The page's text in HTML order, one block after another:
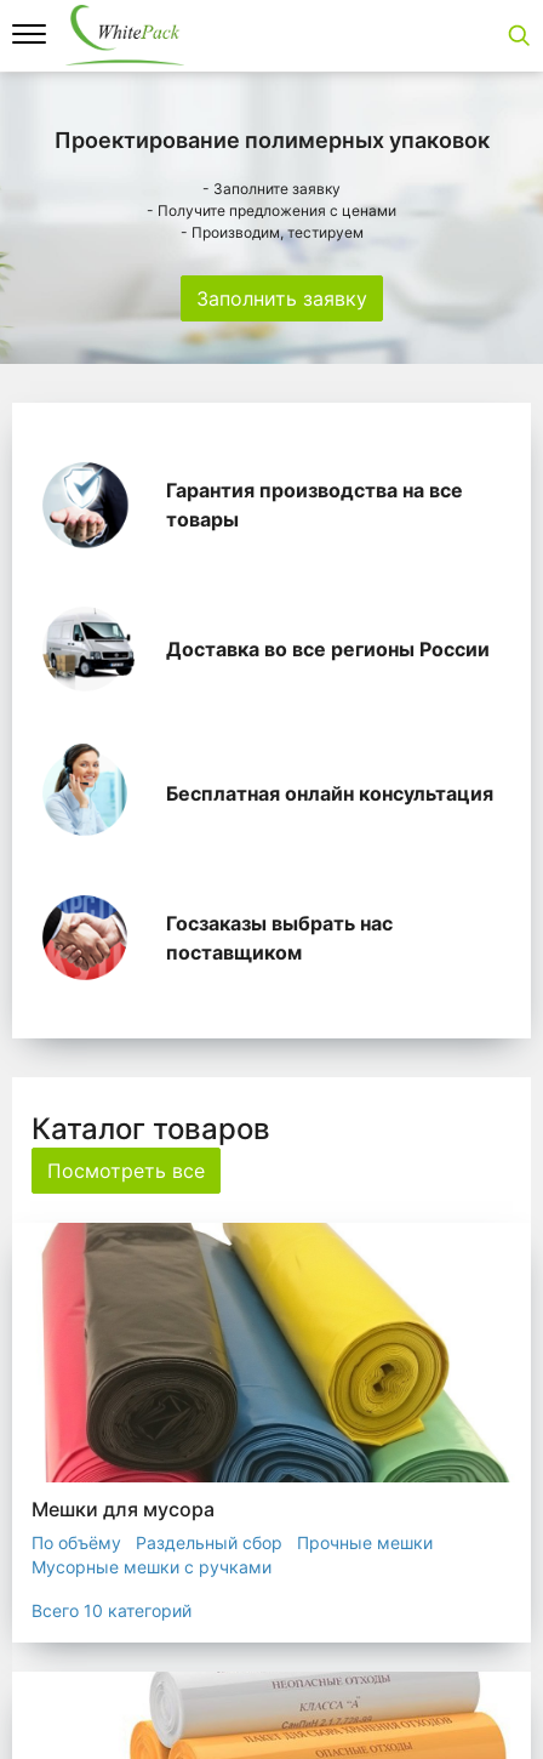
Проектирование полимерных упаковок
- Заполните заявку
- Получите предложения с ценами
- Производим, тестируем
Заполнить заявку
WhitePackГарантия производства на все
товары
Доставка во все регионы России
Бесплатная онлайн консультация
Госзаказы выбрать нас
поставщиком
Каталог товаров
Посмотреть все
Мешки для мусора
По объёму Раздельный сбор
Прочные мешки
Мусорные мешки с ручками
Прозрачные мешки
Мешки строительные
Мешок для листьев
Всего 10 категорий